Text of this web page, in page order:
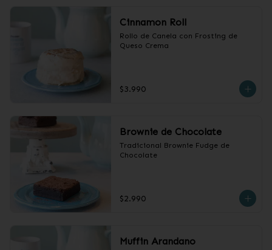
Cinnamon Roll
Rollo de Canela con Frosting de
Queso Crema
$3.990
Brownie de Chocolate
Tradicional Brownie Fudge de
Chocolate
$2.990
Muffin Arandano